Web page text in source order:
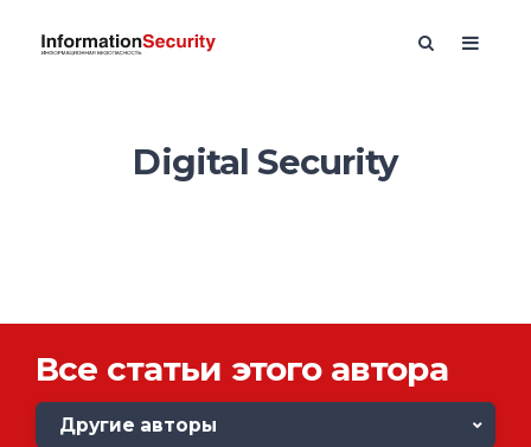
Digital Security
Все статьи этого автора
Другие авторы